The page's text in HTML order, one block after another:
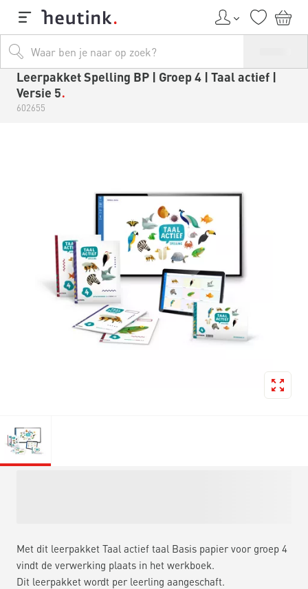
Leerpakket Spelling BP | Groep 4 | Taal actief |
Versie 5
602655
Met dit leerpakket Taal actief taal Basis papier voor groep 4
vindt de verwerking plaats in het werkboek.
Dit leerpakket wordt per leerling aangeschaft.